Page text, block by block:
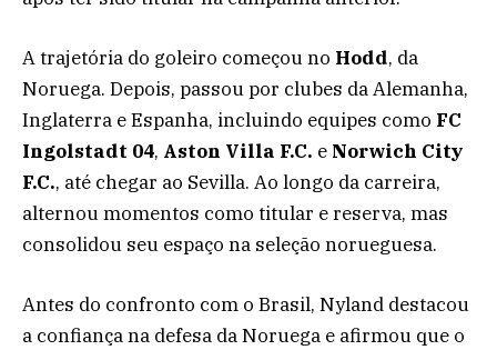
A trajetória do goleiro começou no Hodd, da
Noruega. Depois, passou por clubes da Alemanha,
Inglaterra e Espanha, incluindo equipes como FC
Ingolstadt 04, Aston Villa F.C. e Norwich City
F.C., até chegar ao Sevilla. Ao longo da carreira,
alternou momentos como titular e reserva, mas
consolidou seu espaço na seleção norueguesa.
Antes do confronto com o Brasil, Nyland destacou
a confiança na defesa da Noruega e afirmou que o